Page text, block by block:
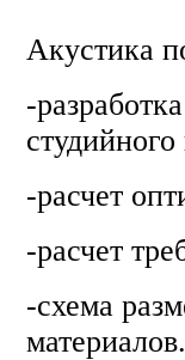
Акустика
-
-расчет
-расчет
-схема
материалов.